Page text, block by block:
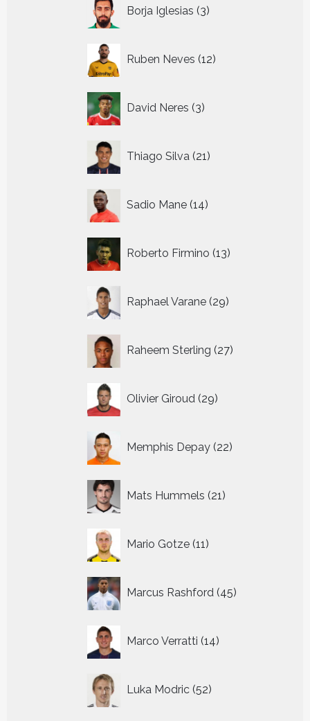
Borja Iglesias 3
producten
Ruben Neves 12
producten
David Neres 3
producten
Thiago Silva 21
producten
Sadio Mane 14
producten
Roberto Firmino 13
producten
Raphael Varane 29
producten
Raheem Sterling 27
producten
Olivier Giroud 29
producten
Memphis Depay 22
producten
Mats Hummels 21
producten
Mario Gotze 11
producten
Marcus Rashford 45
producten
Marco Verratti 14
producten
Luka Modric 52
producten